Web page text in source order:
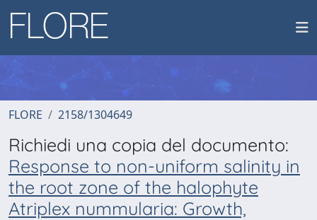
FLORE 2158/1304649
Richiedi una copia del documento:
Response to non-uniform salinity in
the root zone of the halophyte
Atriplex nummularia: Growth,